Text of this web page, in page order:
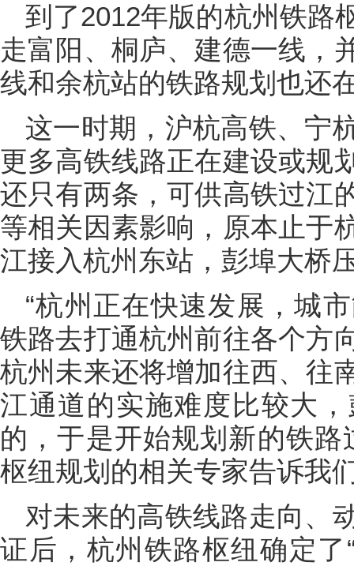
到了2012年版的杭州铁路
走富阳、桐庐、建德一线，
线和余杭站的铁路规划也还
这一时期，沪杭高铁、宁
更多高铁线路正在建设或规
还只有两条，可供高铁过江
等相关因素影响，原本止于
江接入杭州东站，彭埠大桥
“杭州正在快速发展，城
铁路去打通杭州前往各个方
杭州未来还将增加往西、往
江通道的实施难度比较大
的，于是开始规划新的铁
枢纽规划的相关专家告诉我
对未来的高铁线路走向、
证后，杭州铁路枢纽确定了